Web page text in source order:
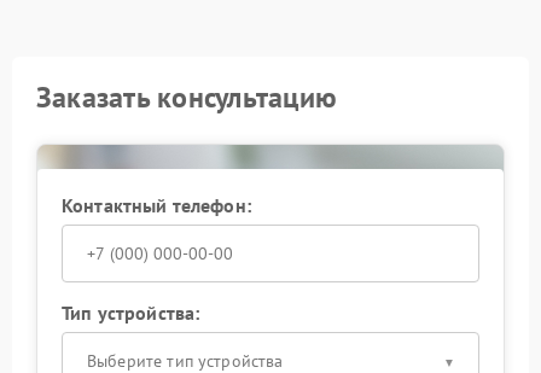
Заказать консультацию
Контактный телефон:
Тип устройства:
Выберите тип устройства